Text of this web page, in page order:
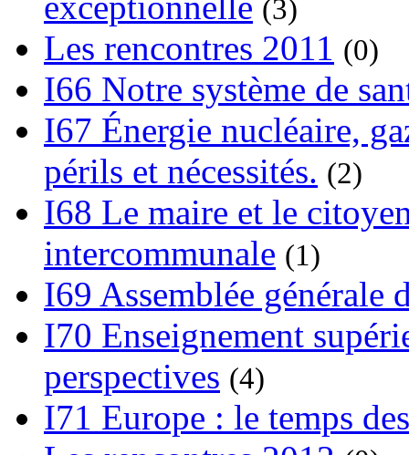
(3)
Les rencontres 2011 (0)
I66 Notre système de
I67 Énergie nucléaire,
périls et nécessités. (2)
I68 Le maire et le
intercommunale (1)
I69 Assemblée générale
I70 Enseignement
perspectives (4)
I71 Europe : le temps